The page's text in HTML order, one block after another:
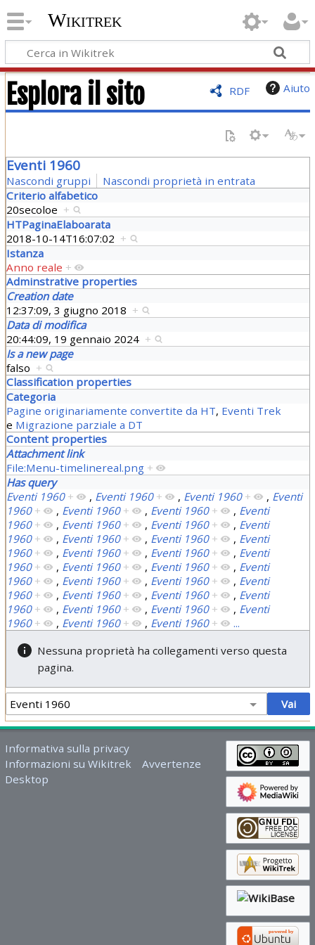
Wikitrek
RDF Aiuto
Esplora il sito
Eventi 1960
Nascondi gruppi
Nascondi proprietà in entrata
Criterio alfabetico
20secoloe +
HTPaginaElaboarata
2018-10-14T16:07:02 +
Istanza
Anno reale +
Adminstrative properties
Creation date
12:37:09, 3 giugno 2018 +
Data di modifica
20:44:09, 19 gennaio 2024 +
Is a new page
falso +
Classification properties
Categoria
Pagine originariamente convertite da HT, Eventi Trek
e Migrazione parziale a DT
Content properties
Attachment link
File:Menu-timelinereal.png +
Has query
Eventi 1960 + , Eventi 1960 + , Eventi 1960 + , Eventi
1960 + , Eventi 1960 + , Eventi 1960 + , Eventi
1960 + , Eventi 1960 + , Eventi 1960 + , Eventi
1960 + , Eventi 1960 + , Eventi 1960 + , Eventi
1960 + , Eventi 1960 + , Eventi 1960 + , Eventi
1960 + , Eventi 1960 + , Eventi 1960 + , Eventi
1960 + , Eventi 1960 + , Eventi 1960 + , Eventi
1960 + , Eventi 1960 + , Eventi 1960 + , Eventi
1960 + , Eventi 1960 + , Eventi 1960 + , Eventi
1960 + , Eventi 1960 + , Eventi 1960 +
...
Nessuna proprietà ha collegamenti verso questa
pagina.
Informativa sulla privacy
Informazioni su Wikitrek
Avvertenze
Desktop